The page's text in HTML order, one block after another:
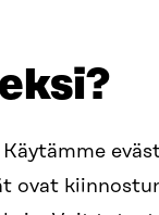
ovat
TELEPHONE